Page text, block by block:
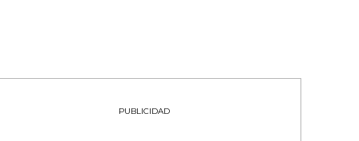
PUBLICIDAD